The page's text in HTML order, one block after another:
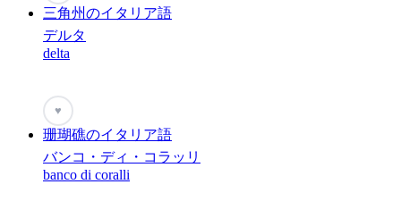
三角州のイタリア語
デルタ
delta
♥
珊瑚礁のイタリア語
バンコ・ディ・コラッリ
banco di coralli